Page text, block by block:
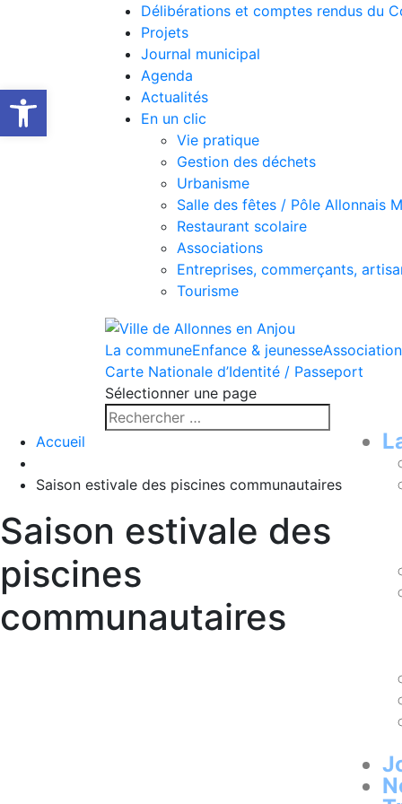
Délibérations et comptes rendus du
Projets
Journal municipal
Agenda
Actualités
En un clic
Vie pratique
Gestion des déchets
Urbanisme
Salle des fêtes / Pôle Allonnais
Restaurant scolaire
Associations
Entreprises, commerçants,
Tourisme
La communeEnfance & jeunesse
Carte Nationale d’Identité / Passeport
Sélectionner une page
Accueil
Saison estivale des piscines communautaires
Saison estivale des
piscines
communautaires
Ouvrir la barre d’outils